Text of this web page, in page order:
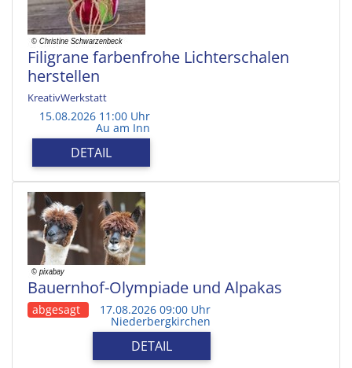
Filigrane farbenfrohe Lichterschalen
herstellen
KreativWerkstatt
15.08.2026 11:00 Uhr
Au am Inn
DETAIL
Bauernhof-Olympiade und Alpakas
abgesagt 17.08.2026 09:00 Uhr
Niederbergkirchen
DETAIL